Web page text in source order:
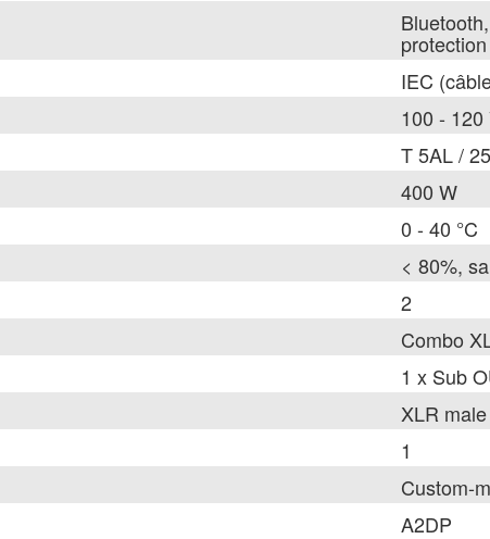
IEC
100 -
T 5AL /
400 W
0 - 40 °C
< 80%,
2
Combo
1 x Sub
XLR male
1
Custom-
A2DP